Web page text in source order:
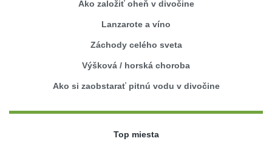
Ako založiť oheň v divočine
Lanzarote a víno
Záchody celého sveta
Výšková / horská choroba
Ako si zaobstarať pitnú vodu v divočine
Top miesta